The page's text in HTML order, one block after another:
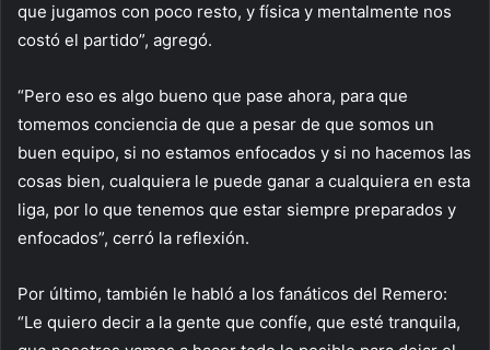
que jugamos con poco resto, y física y mentalmente nos
costó el partido”, agregó.
“Pero eso es algo bueno que pase ahora, para que
tomemos conciencia de que a pesar de que somos un
buen equipo, si no estamos enfocados y si no hacemos las
cosas bien, cualquiera le puede ganar a cualquiera en esta
liga, por lo que tenemos que estar siempre preparados y
enfocados”, cerró la reflexión.
Por último, también le habló a los fanáticos del Remero:
“Le quiero decir a la gente que confíe, que esté tranquila,